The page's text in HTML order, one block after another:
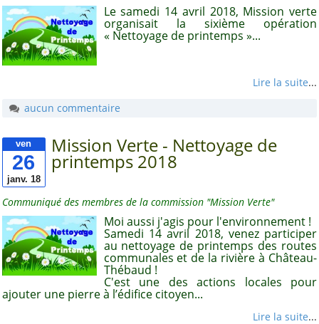
Table des matières
Par mot-clé
Tags
ALCT
Animation-locale
Ecole
Kayak-polo
Le samedi 14 avril 2018, Mission verte
organisait la sixième opération
« Nettoyage de printemps »...
Lire la suite...
aucun commentaire
ven
26
janv. 18
Mission Verte - Nettoyage de
printemps 2018
Communiqué des membres de la commission "Mission Verte"
Moi aussi j'agis pour l'environnement !
Samedi 14 avril 2018, venez participer
au nettoyage de printemps des routes
communales et de la rivière à Château-
Thébaud !
C'est une des actions locales pour
ajouter une pierre à l’édifice citoyen...
Lire la suite...